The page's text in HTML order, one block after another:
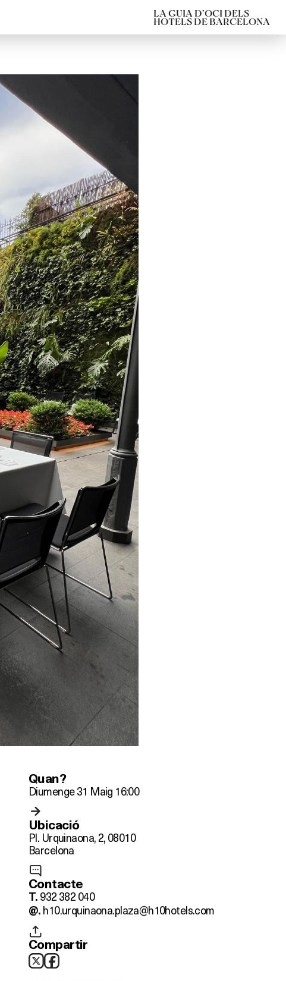
LA GUIA D’OCI DELS
HOTELS DE BARCELONA
Quan?
Diumenge 31 Maig 16:00
Ubicació
Pl. Urquinaona, 2, 08010
Barcelona
Contacte
T. 932 382 040
@. h10.urquinaona.plaza@h10hotels.com
Compartir